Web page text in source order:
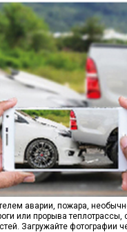
аварии, пожара,
или прорыва теплотрассы,
Загружайте фотографии